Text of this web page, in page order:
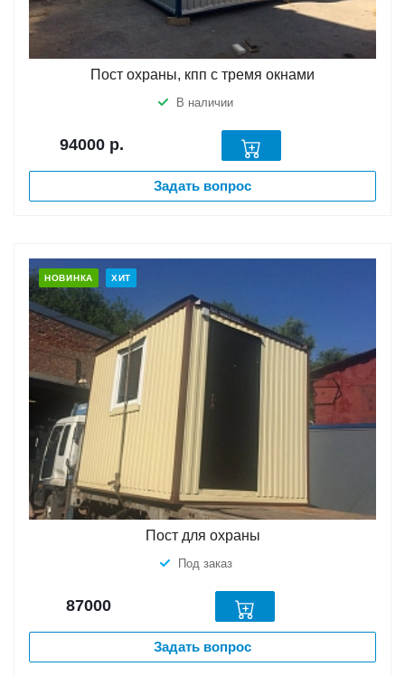
Пост охраны, кпп с тремя окнами
В наличии
94000 р.
Задать вопрос
НОВИНКА ХИТ
Пост для охраны
Под заказ
87000
Задать вопрос